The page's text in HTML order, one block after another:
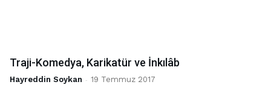
Traji-Komedya, Karikatür ve İnkılâb
Hayreddin Soykan - 19 Temmuz 2017